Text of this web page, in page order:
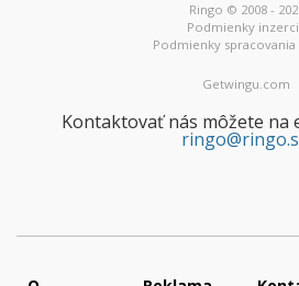
Ringo © 2008 -
Podmienky
Podmienky
Getwingu.com
Kontaktovať nás môžete na